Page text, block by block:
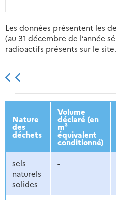
Les données présentent les
(au 31 décembre de l’année
radioactifs présents sur le site.
2013 2014
Nature
des
déchets
Volume
déclaré (en
m³
équivalent
conditionné)
sels
naturels
solides
-